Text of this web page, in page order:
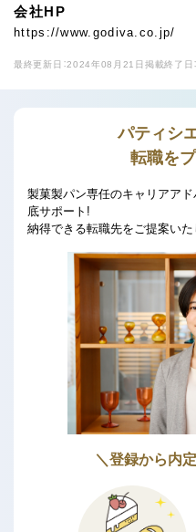
会社HP
https://www.godiva.co.jp/
最終更新日：2024年08月21日 掲載終了日
パティシ
転職を
製菓製パン専任のキャリアア
底サポート!
納得できる転職先をご提案いた
＼登録から内